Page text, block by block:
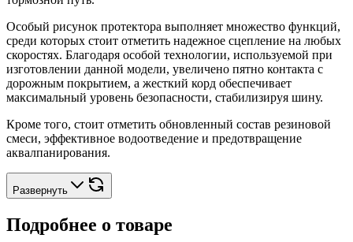
Особый рисунок протектора выполняет множество функций,
среди которых стоит отметить надежное сцепление на любых
скоростях. Благодаря особой технологии, используемой при
изготовлении данной модели, увеличено пятно контакта с
дорожным покрытием, а жесткий корд обеспечивает
максимальный уровень безопасности, стабилизируя шину.
Кроме того, стоит отметить обновленный состав резиновой
смеси, эффективное водоотведение и предотвращение
аквалпанирования.
Развернуть
Подробнее о товаре